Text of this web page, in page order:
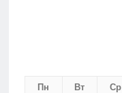
Пн Вт Ср